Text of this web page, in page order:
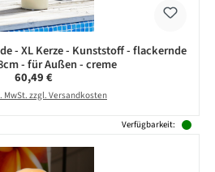
- XL Kerze - Kunststoff - flackernde
- für Außen - creme
Regulärer Preis:
60,49 €
MwSt. zzgl. Versandkosten
Verfügbarkeit: